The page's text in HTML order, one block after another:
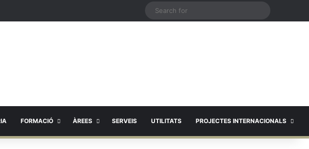
FORMACIÓ ÀREES SERVEIS UTILITATS PROJECTES INTERNACIONALS